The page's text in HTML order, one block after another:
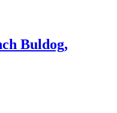
Buldog,